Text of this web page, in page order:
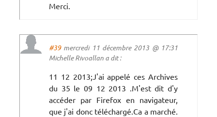
Merci.
#39mercredi 11 décembre 2013 @ 17:31
Michelle Rivoallan a dit :
11 12 2013;J'ai appelé ces Archives
du 35 le 09 12 2013 .M'est dit d'y
accéder par Firefox en navigateur,
que j'ai donc téléchargé.Ca a marché.